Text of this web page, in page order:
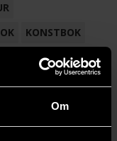
Om
KONSTBOK
NOVELL
TECKNAD SERIE